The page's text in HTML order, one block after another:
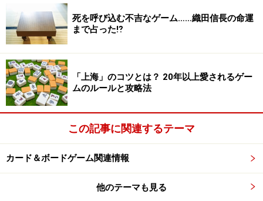
死を呼び込む不吉なゲーム……織田信長の命運
まで占った⁉︎
「上海」のコツとは？ 20年以上愛されるゲー
ムのルールと攻略法
この記事に関連するテーマ
カード＆ボードゲーム関連情報
他のテーマも見る